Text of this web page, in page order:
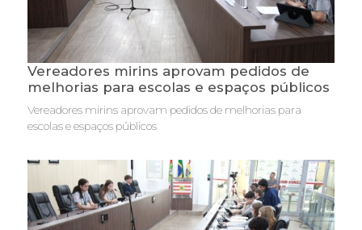
Vereadores mirins aprovam pedidos de
melhorias para escolas e espaços públicos
Vereadores mirins aprovam pedidos de melhorias para
escolas e espaços públicos